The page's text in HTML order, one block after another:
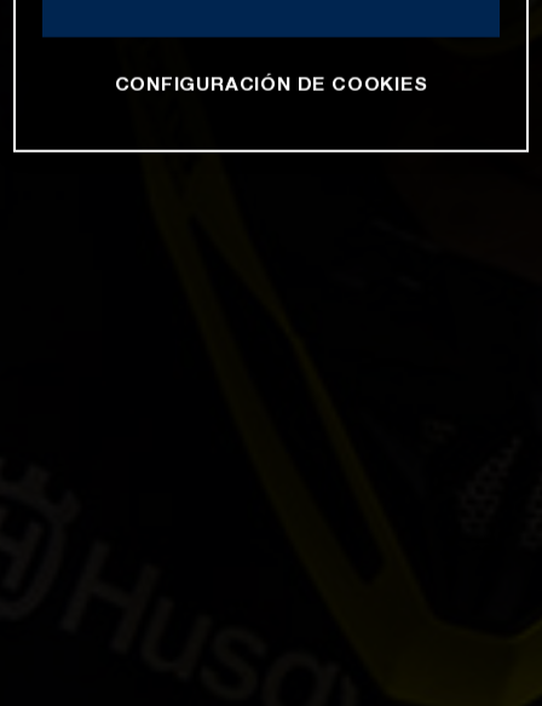
CONFIGURACIÓN DE COOKIES